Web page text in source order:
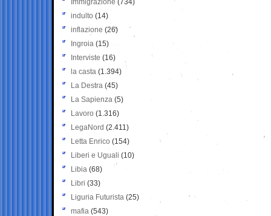
Immigrazione (734)
indulto (14)
inflazione (26)
Ingroia (15)
Interviste (16)
la casta (1.394)
La Destra (45)
La Sapienza (5)
Lavoro (1.316)
LegaNord (2.411)
Letta Enrico (154)
Liberi e Uguali (10)
Libia (68)
Libri (33)
Liguria Futurista (25)
mafia (543)